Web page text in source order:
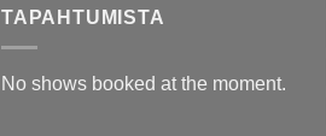
TAPAHTUMISTA
No shows booked at the moment.